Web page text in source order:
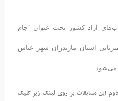
آزاد کشور تحت عنوان “ﺟﺎم
استان مازندران شهر عباس
این مسابقات بر روی لینک‌ زیر کلیک